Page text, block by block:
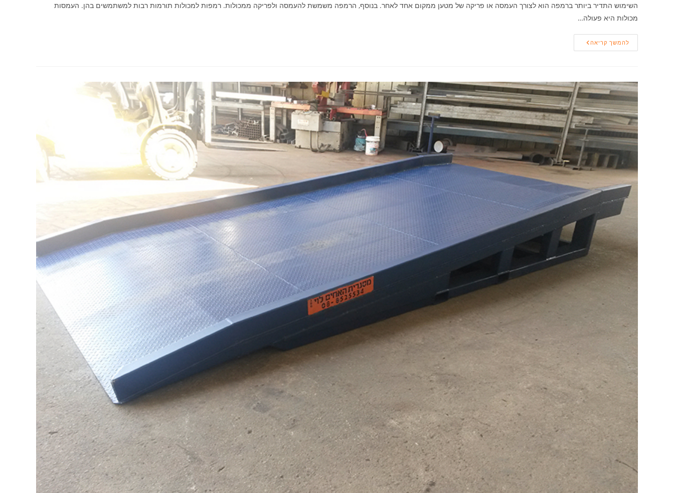
השימוש התדיר ביותר ברמפה הוא לצורך העמסה או פריקה של מטען ממקום אחד לאחר. בנוסף, הרמפה משמשת להעמסה ולפריקה ממכולות. רמפות למכולות תורמות רבות למשתמשים בהן. העמסות
מכולות היא פעולה…
להמשך קריאהרמפות
למכולות